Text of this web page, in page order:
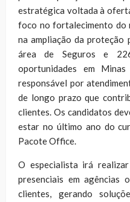
estratégica voltada à
foco no fortalecimento do
na ampliação da proteção
área de Seguros e
oportunidades em
responsável por
de longo prazo que
clientes. Os candidatos
estar no último ano do
Pacote Office.
O especialista irá
presenciais em agências
clientes, gerando